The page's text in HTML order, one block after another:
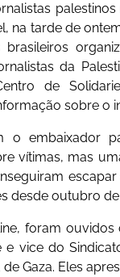
na tarde de
da
de
sobre o
o embaixador
vítimas, mas
desde outubro
foram ouvidos
e vice do
de Gaza. Eles